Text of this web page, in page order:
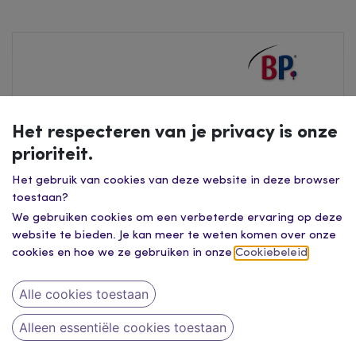
Het respecteren van je privacy is onze
prioriteit.
Het gebruik van cookies van deze website in deze browser
toestaan?
We gebruiken cookies om een verbeterde ervaring op deze
website te bieden. Je kan meer te weten komen over onze
cookies en hoe we ze gebruiken in onze Cookiebeleid
Alle cookies toestaan
Alleen essentiële cookies toestaan